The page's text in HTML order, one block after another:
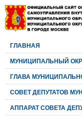
ГЛАВНАЯ
МУНИЦИПАЛЬНЫЙ
ГЛАВА
CОВЕТ ДЕПУТАТОВ
АППАРАТ СОВЕТА